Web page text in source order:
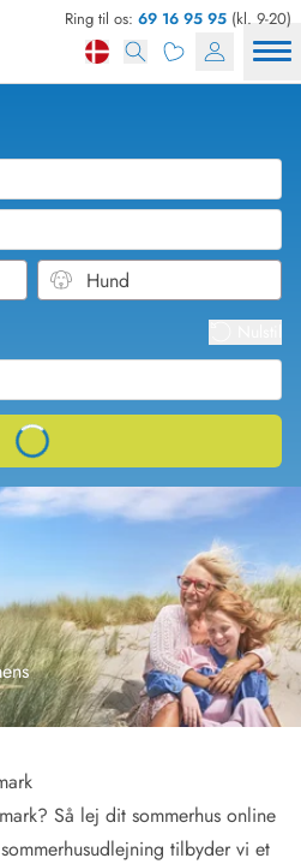
Ring til os: 69 16 95 95 (kl. 9-20)
Så lej dit sommerhus online
tilbyder vi et
Se
Loading...